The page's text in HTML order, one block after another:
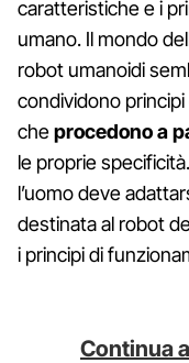
caratteristiche e i
umano. Il mondo
robot umanoidi
condividono
cheprocedono a
le proprie
l’uomo deve
destinata al robot
i principi di
Continua